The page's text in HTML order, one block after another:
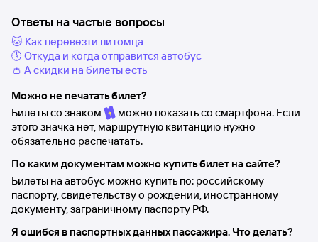
Ответы на частые вопросы
🐱 Как перевезти питомца
🕔 Откуда и когда отправится автобус
👛 А скидки на билеты есть
Можно не печатать билет?
Билеты со знаком
можно показать со смартфона. Если
этого значка нет, маршрутную квитанцию нужно
обязательно распечатать.
По каким документам можно купить билет на сайте?
Билеты на автобус можно купить по: российскому
паспорту, свидетельству о рождении, иностранному
документу, заграничному паспорту РФ.
Я ошибся в паспортных данных пассажира. Что делать?